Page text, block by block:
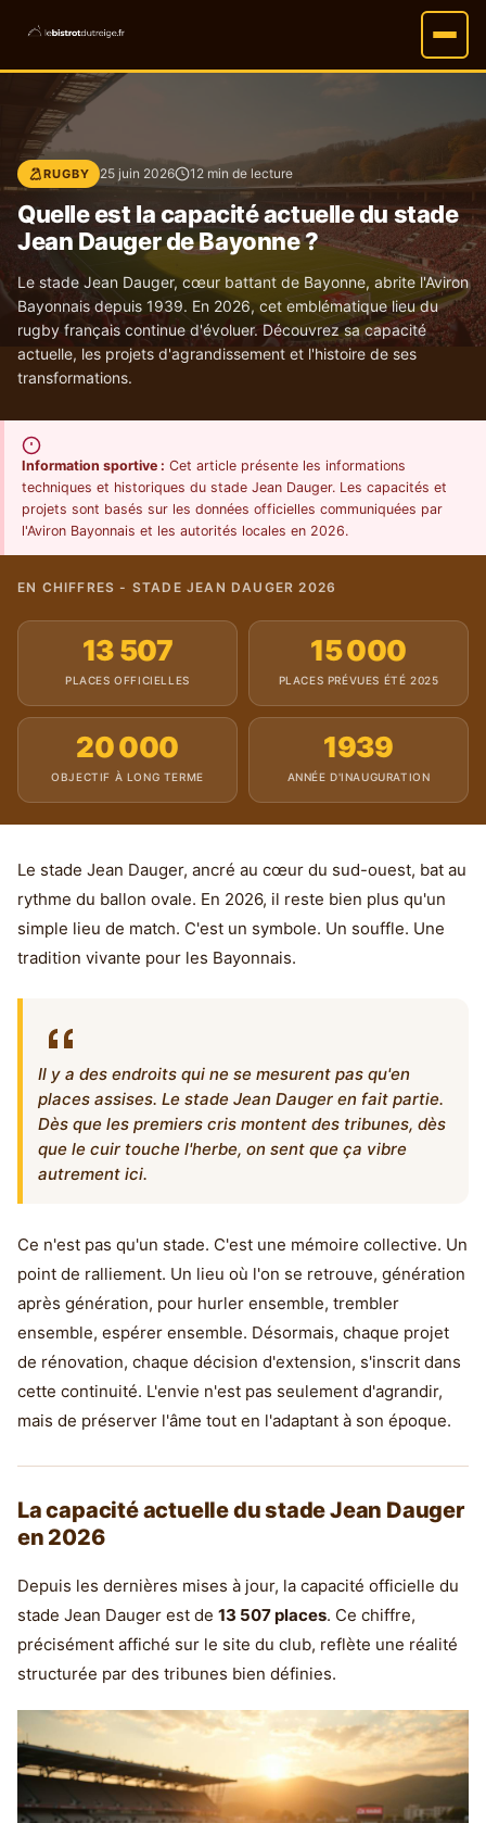
RUGBY 25 juin 2026 12 min de lecture
Quelle est la capacité actuelle du stade
Jean Dauger de Bayonne ?
Le stade Jean Dauger, cœur battant de Bayonne, abrite l'Aviron
Bayonnais depuis 1939. En 2026, cet emblématique lieu du
rugby français continue d'évoluer. Découvrez sa capacité
actuelle, les projets d'agrandissement et l'histoire de ses
transformations.
Information sportive : Cet article présente les informations
techniques et historiques du stade Jean Dauger. Les capacités et
projets sont basés sur les données officielles communiquées par
l'Aviron Bayonnais et les autorités locales en 2026.
EN CHIFFRES - STADE JEAN DAUGER 2026
13 507
PLACES OFFICIELLES
15 000
PLACES PRÉVUES ÉTÉ 2025
20 000
OBJECTIF À LONG TERME
1939
ANNÉE D'INAUGURATION
Le stade Jean Dauger, ancré au cœur du sud-ouest, bat au
rythme du ballon ovale. En 2026, il reste bien plus qu'un
simple lieu de match. C'est un symbole. Un souffle. Une
tradition vivante pour les Bayonnais.
Il y a des endroits qui ne se mesurent pas qu'en
places assises. Le stade Jean Dauger en fait partie.
Dès que les premiers cris montent des tribunes, dès
que le cuir touche l'herbe, on sent que ça vibre
autrement ici.
Ce n'est pas qu'un stade. C'est une mémoire collective. Un
point de ralliement. Un lieu où l'on se retrouve, génération
après génération, pour hurler ensemble, trembler
ensemble, espérer ensemble. Désormais, chaque projet
de rénovation, chaque décision d'extension, s'inscrit dans
cette continuité. L'envie n'est pas seulement d'agrandir,
mais de préserver l'âme tout en l'adaptant à son époque.
La capacité actuelle du stade Jean Dauger
en 2026
Depuis les dernières mises à jour, la capacité officielle du
stade Jean Dauger est de 13 507 places. Ce chiffre,
précisément affiché sur le site du club, reflète une réalité
structurée par des tribunes bien définies.